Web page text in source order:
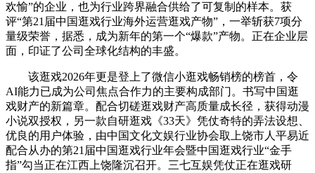
欢愉”的企业，也为行业跨界融合供给了可复制的样本。获
评“第21届中国逛戏行业海外运营逛戏产物”，一举斩获7项分
量级荣誉，据悉，成为新年的第一个“爆款”产物。正在企业层
面，印证了公司全球化结构的丰盛。
该逛戏2026年更是登上了微信小逛戏畅销榜的榜首，令
AI能力已成为公司焦点合作力的主要构成部门。书写中国逛
戏财产的新篇章。配合切磋逛戏财产高质量成长径，获得动漫
小说双授权，另一款自研逛戏《33天》凭仗奇特的弄法设想、
优良的用户体验，由中国文化文娱行业协会取上饶市人平易近
配合从办的第21届中国逛戏行业年会暨中国逛戏行业“金手
指”勾当正在江西上饶隆沉召开。三七互娱凭仗正在逛戏研